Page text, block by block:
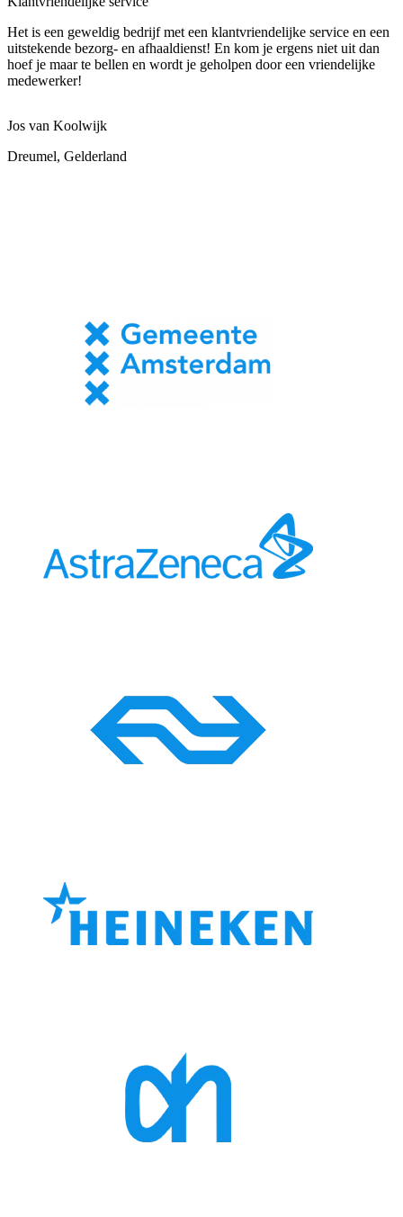
Het is een geweldig bedrijf met een klantvriendelijke service en een
uitstekende bezorg- en afhaaldienst! En kom je ergens niet uit dan
hoef je maar te bellen en wordt je geholpen door een vriendelijke
medewerker!
Jos van Koolwijk
Dreumel, Gelderland